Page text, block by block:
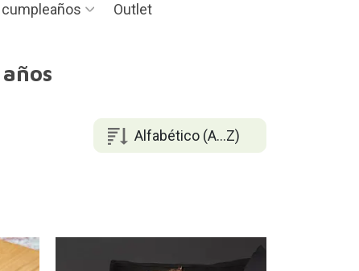
Outlet
Alfabético (A...Z)